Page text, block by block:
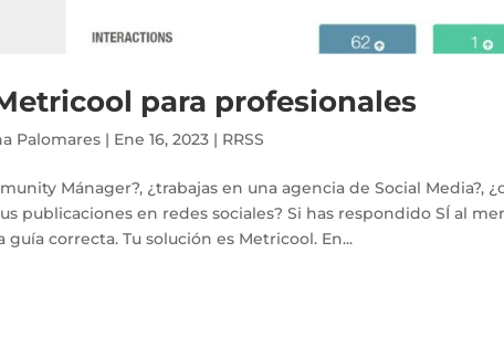
para profesionales
Palomares | Ene 16, 2023 | RRSS
Mánager?, ¿trabajas en una agencia de Social
publicaciones en redes sociales? Si has respondido SÍ al
guía correcta. Tu solución es Metricool. En...